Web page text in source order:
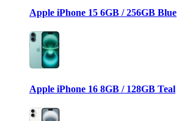
Apple iPhone 15 6GB / 256GB Blue
Apple iPhone 16 8GB / 128GB Teal